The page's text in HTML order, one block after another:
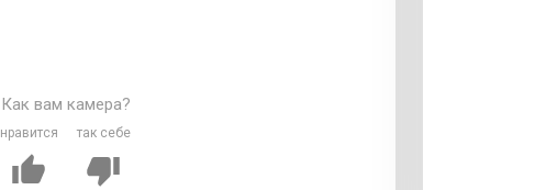
Как вам камера?
нравится так себе